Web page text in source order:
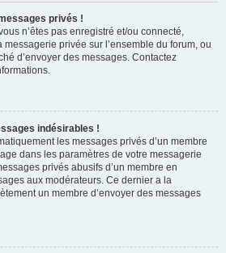
privés !
n’êtes pas enregistré et/ou connecté,
messagerie privée sur l’ensemble du forum, ou
d’envoyer des messages. Contactez
indésirables !
les messages privés d’un membre
dans les paramètres de votre messagerie
privés abusifs d’un membre en
aux modérateurs. Ce dernier a la
un membre d’envoyer des messages